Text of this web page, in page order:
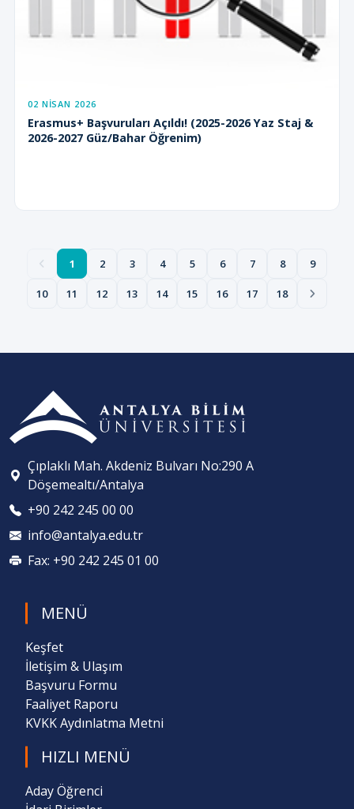
02 NISAN 2026
Erasmus+ Başvuruları Açıldı! (2025-2026 Yaz Staj &
2026-2027 Güz/Bahar Öğrenim)
1 2 3 4 5 6 7 8 9
10 11 12 13 14 15 16 17 18
Çıplaklı Mah. Akdeniz Bulvarı No:290 A
Döşemealtı/Antalya
+90 242 245 00 00
info@antalya.edu.tr
Fax: +90 242 245 01 00
MENÜ
Keşfet
İletişim & Ulaşım
Başvuru Formu
Faaliyet Raporu
KVKK Aydınlatma Metni
HIZLI MENÜ
Aday Öğrenci